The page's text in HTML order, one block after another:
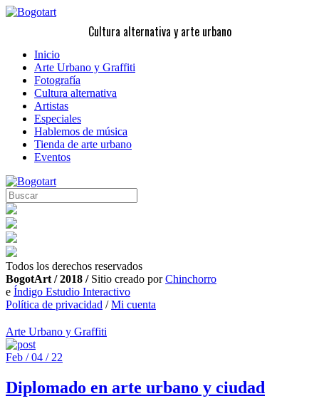
Cultura alternativa y arte urbano
Inicio
Arte Urbano y Graffiti
Fotografía
Cultura alternativa
Artistas
Especiales
Hablemos de música
Tienda de arte urbano
Eventos
Todos los derechos reservados
BogotArt / 2018 /Sitio creado porChinchorro
e Índigo Estudio Interactivo
Política de privacidad /Mi cuenta
Arte Urbano y Graffiti
Feb / 04 / 22
Diplomado en arte urbano y ciudad